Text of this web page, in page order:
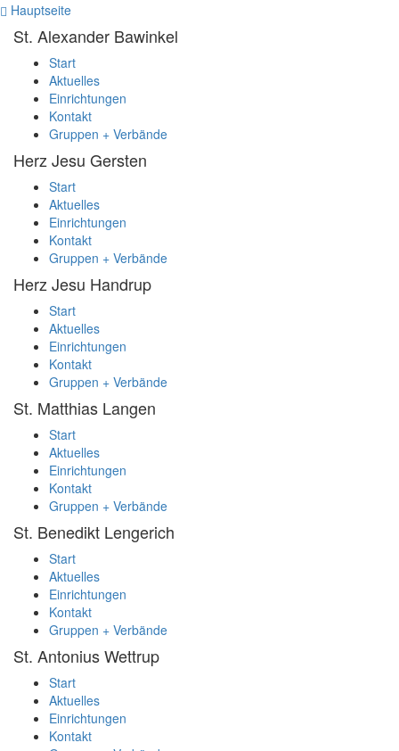
Hauptseite
St. Alexander Bawinkel
Start
Aktuelles
Einrichtungen
Kontakt
Gruppen + Verbände
Herz Jesu Gersten
Start
Aktuelles
Einrichtungen
Kontakt
Gruppen + Verbände
Herz Jesu Handrup
Start
Aktuelles
Einrichtungen
Kontakt
Gruppen + Verbände
St. Matthias Langen
Start
Aktuelles
Einrichtungen
Kontakt
Gruppen + Verbände
St. Benedikt Lengerich
Start
Aktuelles
Einrichtungen
Kontakt
Gruppen + Verbände
St. AntoniusWettrup
Start
Aktuelles
Einrichtungen
Kontakt